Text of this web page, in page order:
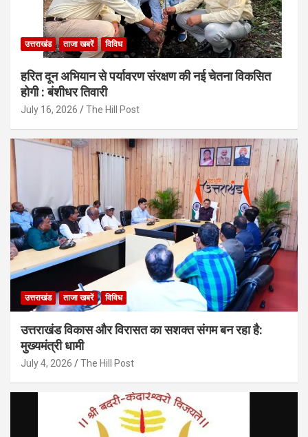
उत्तराखंड ताजा खबरें विविध
हरित दून अभियान से पर्यावरण संरक्षण की नई चेतना विकसित
होगी : बंशीधर तिवारी
July 16, 2026 The Hill Post
उत्तराखंड ताजा खबरें विविध
उत्तराखंड विकास और विरासत का सशक्त संगम बन रहा है:
मुख्यमंत्री धामी
July 4, 2026 The Hill Post